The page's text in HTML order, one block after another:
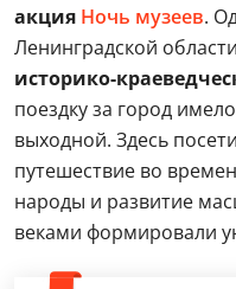
акция Ночь музеев.
Ленинградской
историко-
поездку за город
выходной. Здесь
путешествие во
народы и развитие
веками формировали